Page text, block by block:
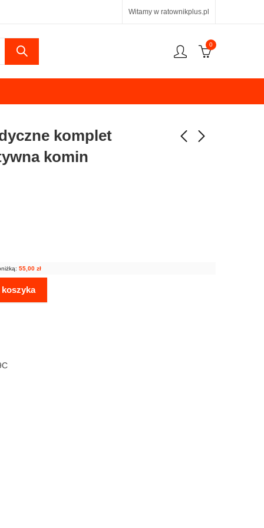
Witamy w ratownikplus.pl
0
komplet
komin
55,00 zł